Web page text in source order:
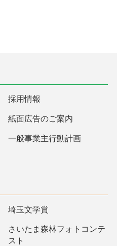
採用情報
紙面広告のご案内
一般事業主行動計画
埼玉文学賞
さいたま森林フォトコンテ
スト